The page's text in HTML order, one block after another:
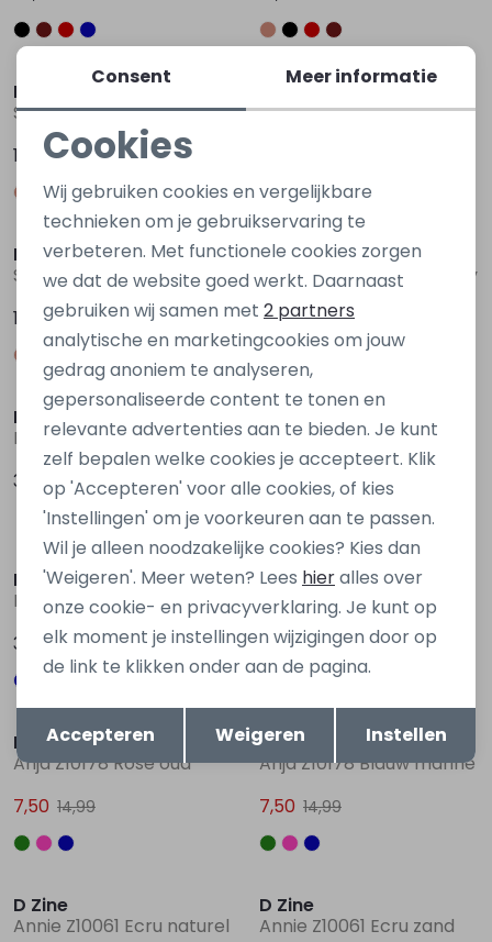
D Zine
Sarra W20227 Zwart
17,99
Sarra W20227 Rood bordo
D Zine
Sarra W20227 Bruin donker
17,99
D Zine
Stud W20240 Denim grey
29,99
D Zine
Brieke W20130 Denim darkwashed
34,99
D Zine
Bowa W20132 Denim
34,99
D Zine
Bowa W20132 Denim grey
34,99
D Zine
Anja Z10178 Groen licht
7,50 14,99
D Zine
Anja Z10178 Rose oud
7,50 14,99
D Zine
Anja Z10178 Blauw marine
7,50 14,99
D Zine
Annie Z10061 Ecru naturel
D Zine
Annie Z10061 Ecru zand
Noodzakelijke cookies
Personalisatie cookies
Analytische cookies
Marketing cookies
Terug Opslaan
Consent Meer informatie
Cookies
Wij gebruiken cookies en vergelijkbare
technieken om je gebruikservaring te
verbeteren. Met functionele cookies zorgen
we dat de website goed werkt. Daarnaast
gebruiken wij samen met 2 partners
analytische en marketingcookies om jouw
gedrag anoniem te analyseren,
gepersonaliseerde content te tonen en
relevante advertenties aan te bieden. Je kunt
zelf bepalen welke cookies je accepteert. Klik
op 'Accepteren' voor alle cookies, of kies
'Instellingen' om je voorkeuren aan te passen.
Wil je alleen noodzakelijke cookies? Kies dan
'Weigeren'. Meer weten? Lees hieralles over
onze cookie- en privacyverklaring. Je kunt op
elk moment je instellingen wijzigingen door op
de link te klikken onder aan de pagina.
Accepteren Weigeren Instellen